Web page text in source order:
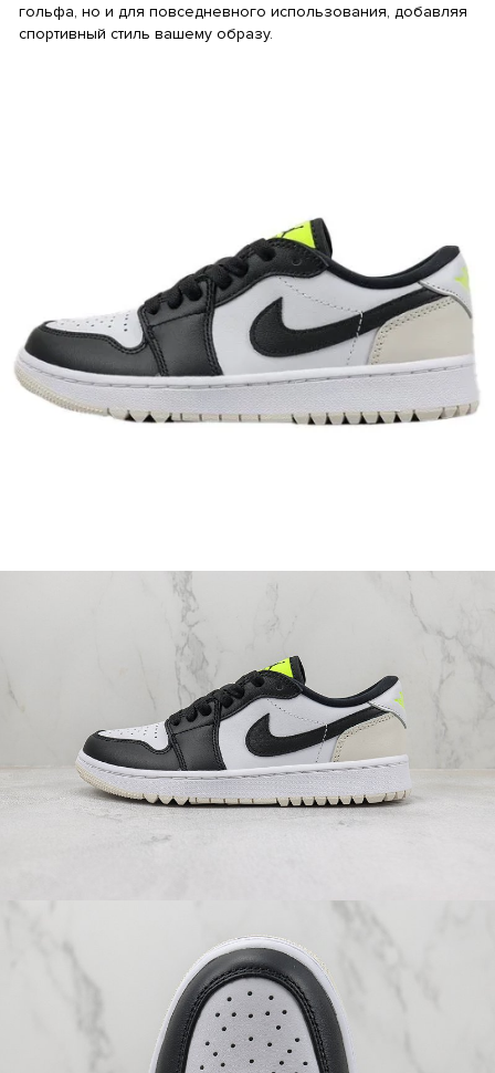
гольфа, но и для повседневного использования, добавляя
спортивный стиль вашему образу.